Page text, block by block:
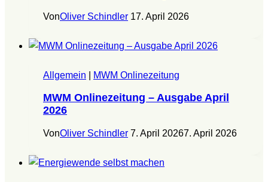
VonOliver Schindler 17. April 2026
Allgemein MWM Onlinezeitung
MWM Onlinezeitung – Ausgabe April
2026
VonOliver Schindler 7. April 20267. April 2026